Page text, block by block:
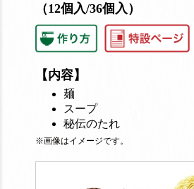
（12個入/36個入）
【内容】
麺
スープ
秘伝のたれ
※画像はイメージです。